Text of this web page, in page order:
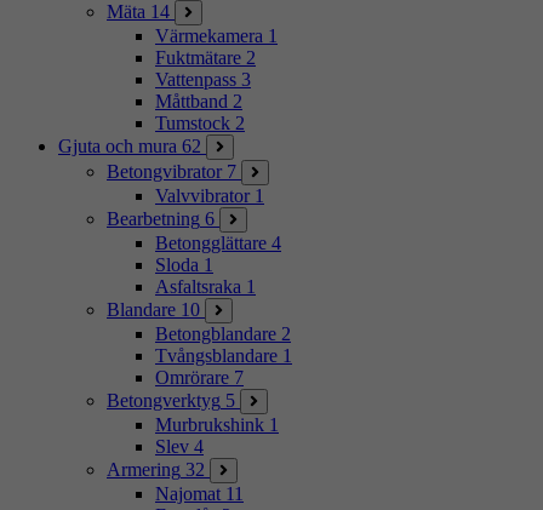
Mäta 14
Värmekamera 1
Fuktmätare 2
Vattenpass 3
Måttband 2
Tumstock 2
Gjuta och mura 62
Betongvibrator 7
Valvvibrator 1
Bearbetning 6
Betongglättare 4
Sloda 1
Asfaltsraka 1
Blandare 10
Betongblandare 2
Tvångsblandare 1
Omrörare 7
Betongverktyg 5
Murbrukshink 1
Slev 4
Armering 32
Najomat 11